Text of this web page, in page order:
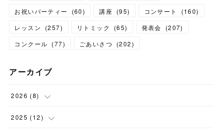
お祝いパーティー
(60) 講座 (95) コンサート (160)
レッスン
(257) リトミック (65) 発表会 (207)
コンクール (77) ごあいさつ (202)
アーカイブ
2026 (8)
(1)
2025 (12)